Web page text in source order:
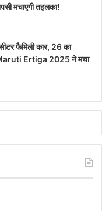
मचाएगी तहलका!
फैमिली कार, 26 का
Ertiga 2025 ने मचा